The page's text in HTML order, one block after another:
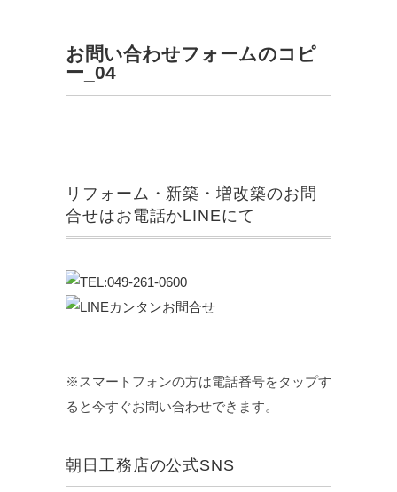
お問い合わせフォームのコピ
ー_04
リフォーム・新築・増改築のお問
合せはお電話かLINEにて
※スマートフォンの方は電話番号をタップす
ると今すぐお問い合わせできます。
朝日工務店の公式SNS